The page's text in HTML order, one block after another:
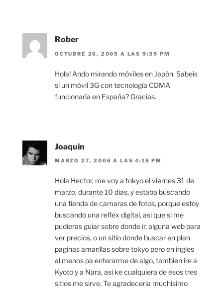
Rober
OCTUBRE 26, 2005 A LAS 9:39 PM
Hola! Ando mirando móviles en Japón. Sabeis
si un móvil 3G con tecnología CDMA
funcionaría en España? Gracias.
Joaquin
MARZO 27, 2006 A LAS 4:18 PM
Hola Hector, me voy a tokyo el viernes 31 de
marzo, durante 10 dias, y estaba buscando
una tienda de camaras de fotos, porque estoy
buscando una relfex digital, asi que si me
pudieras guiar sobre donde ir, alguna web para
ver precios, o un sitio donde buscar en plan
paginas amarillas sobre tokyo pero en ingles
al menos pa enterarme de algo, tambien ire a
Kyoto y a Nara, asi ke cualquiera de esos tres
sitios me sirve. Te agradeceria muchisimo